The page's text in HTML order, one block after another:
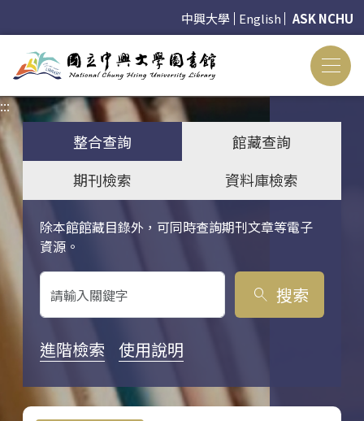
中興大學 English ASK NCHU
:::
整合查詢
館藏查詢
期刊檢索
資料庫檢索
除本館館藏目錄外，可同時查詢期刊文章等電子
資源。
關鍵字搜尋
search 搜索
進階檢索 使用說明